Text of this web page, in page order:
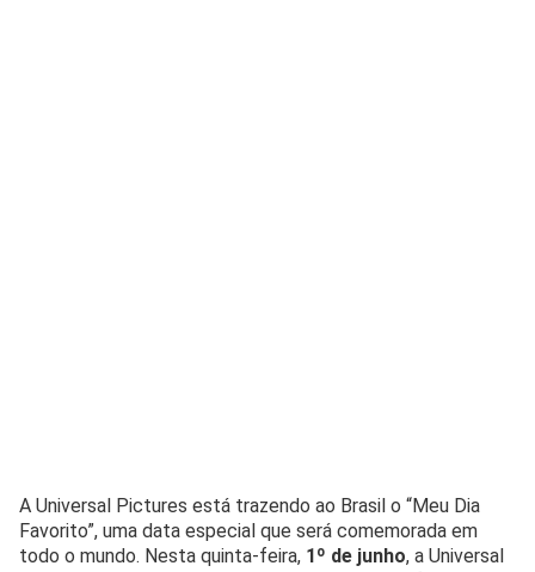
A Universal Pictures está trazendo ao Brasil o “Meu Dia
Favorito”, uma data especial que será comemorada em
todo o mundo. Nesta quinta-feira, 1º de junho, a Universal